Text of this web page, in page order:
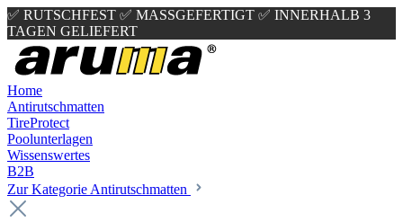
✅ RUTSCHFEST ✅ MASSGEFERTIGT ✅ INNERHALB 3
TAGEN GELIEFERT
Home
Antirutschmatten
TireProtect
Poolunterlagen
Wissenswertes
B2B
Zur Kategorie Antirutschmatten